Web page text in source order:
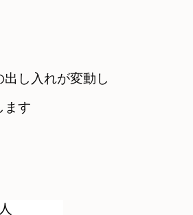
し入れが変動し
ます